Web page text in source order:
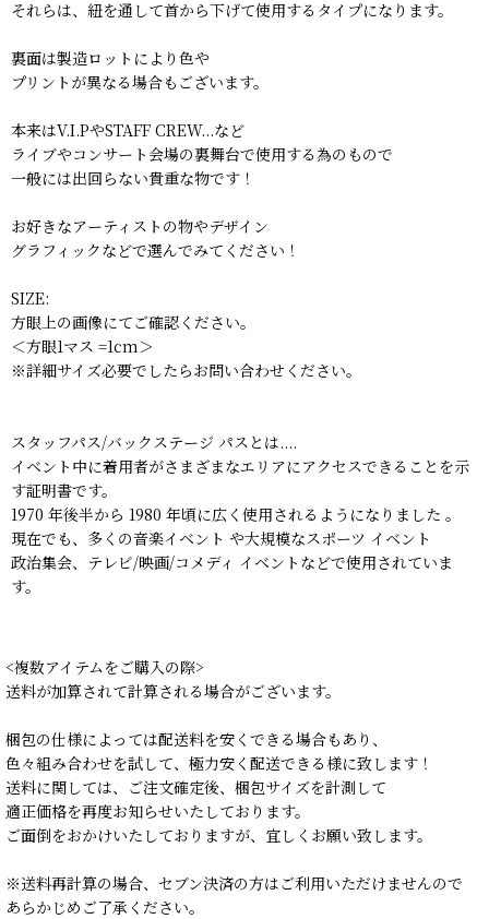
それらは、紐を通して首から下げて使用するタイプになります。
裏面は製造ロットにより色や
プリントが異なる場合もございます。
本来はV.I.PやSTAFF CREW...など
ライブやコンサート会場の裏舞台で使用する為のもので
一般には出回らない貴重な物です！
お好きなアーティストの物やデザイン
グラフィックなどで選んでみてください！
SIZE:
方眼上の画像にてご確認ください。
＜方眼1マス =1cm＞
※詳細サイズ必要でしたらお問い合わせください。
スタッフパス/バックステージ パスとは....
イベント中に着用者がさまざまなエリアにアクセスできることを示
す証明書です。
1970 年後半から 1980 年頃に広く使用されるようになりました 。
現在でも、多くの音楽イベント や大規模なスポーツ イベント
政治集会、テレビ/映画/コメディ イベントなどで使用されていま
す。
<複数アイテムをご購入の際>
送料が加算されて計算される場合がございます。
梱包の仕様によっては配送料を安くできる場合もあり、
色々組み合わせを試して、極力安く配送できる様に致します！
送料に関しては、ご注文確定後、梱包サイズを計測して
適正価格を再度お知らせいたしております。
ご面倒をおかけいたしておりますが、宜しくお願い致します。
※送料再計算の場合、セブン決済の方はご利用いただけませんので
あらかじめご了承ください。